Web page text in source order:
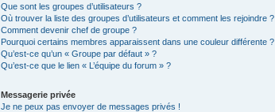
Que sont les groupes d’utilisateurs ?
Où trouver la liste des groupes d’utilisateurs et comment les rejoindre ?
Comment devenir chef de groupe ?
Pourquoi certains membres apparaissent dans une couleur différente ?
Qu’est-ce qu’un « Groupe par défaut » ?
Qu’est-ce que le lien « L’équipe du forum » ?
Messagerie privée
Je ne peux pas envoyer de messages privés !